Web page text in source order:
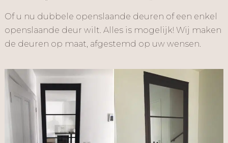
Of u nu dubbele openslaande deuren of een enkel
openslaande deur wilt. Alles is mogelijk! Wij maken
de deuren op maat, afgestemd op uw wensen.